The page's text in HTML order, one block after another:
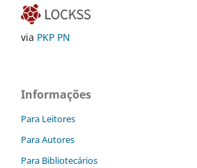
via PKP PN
Informações
Para Leitores
Para Autores
Para Bibliotecários